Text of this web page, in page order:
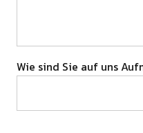
Wie sind Sie auf uns